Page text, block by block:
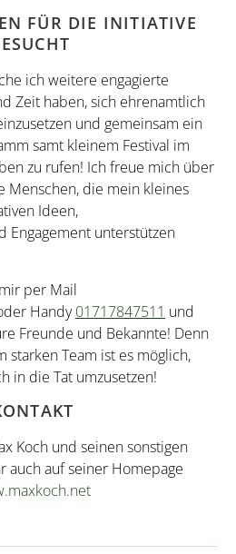
FÜR DIE INITIATIVE
ich weitere engagierte
Zeit haben, sich ehrenamtlich
und gemeinsam ein
samt kleinem Festival im
zu rufen! Ich freue mich über
Menschen, die mein kleines
Ideen,
Engagement unterstützen
per Mail
Handy01717847511 und
Freunde und Bekannte! Denn
starken Team ist es möglich,
in die Tat umzusetzen!
Koch und seinen sonstigen
auch auf seiner Homepage